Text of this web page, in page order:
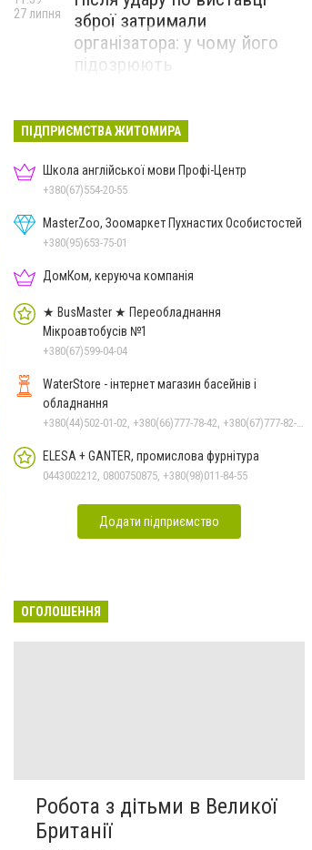
зброї затримали
організатора: у чому його
підозрюють
27 липня
ПІДПРИЄМСТВА ЖИТОМИРА
Школа англійської мови Профі-Центр
+380(67)554-20-55
MasterZoo, Зоомаркет Пухнастих Особистостей
+380(95)653-75-01
ДомКом, керуюча компанія
★ BusMaster ★ Переобладнання
Мікроавтобусів №1
+380(67)599-04-04
WaterStore - інтернет магазин басейнів і
обладнання
+380(44)502-01-02, +380(66)777-78-42, +380(67)777-82-19, +380(67)890-80-80, +380(73)890-80-80, +380(44)502-01-03
ELESA + GANTER, промислова фурнітура
0443002212, 0800750875, +380(98)011-84-55
Додати підприємство
ОГОЛОШЕННЯ
Робота з дітьми в Великої
Британії